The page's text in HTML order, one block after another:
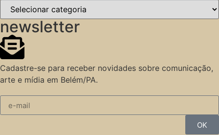
newsletter
Cadastre-se para receber novidades sobre comunicação,
arte e mídia em Belém/PA.
OK